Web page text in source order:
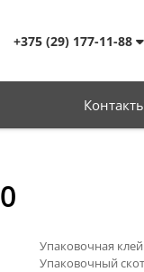
+375 (29) 177-11-88
Упаковочная
Упаковочный